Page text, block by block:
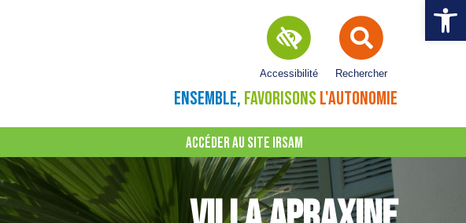
Ouvrir
Rechercher
Accessibilité
ENSEMBLE, FAVORISONS L'AUTONOMIE
ACCÉDER AU SITE IRSAM